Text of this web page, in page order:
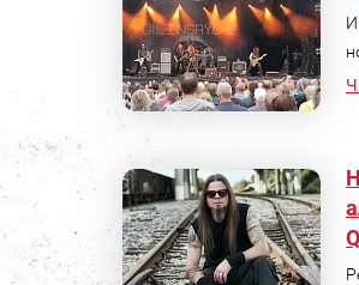
И